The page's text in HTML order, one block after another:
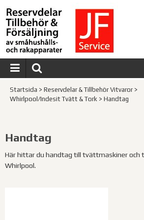
Startsida > Reservdelar & Tillbehör Vitvaror>
Whirlpool/Indesit Tvätt & Tork > Handtag
Handtag
Här hittar du handtag till tvättmaskiner och
Whirlpool.